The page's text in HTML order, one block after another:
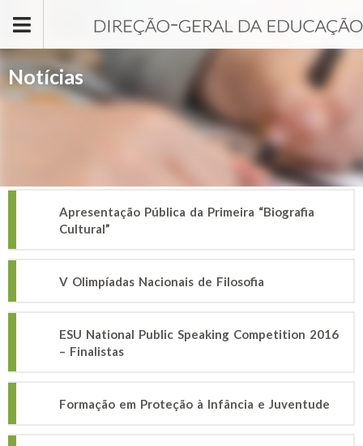
Notícias
Apresentação Pública da Primeira “Biografia
Cultural”
V Olimpíadas Nacionais de Filosofia
ESU National Public Speaking Competition 2016
– Finalistas
Formação em Proteção à Infância e Juventude